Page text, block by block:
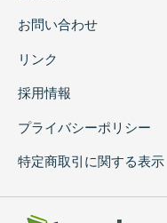
お問い合わせ
リンク
採用情報
プライバシーポリシー
特定商取引に関する表示